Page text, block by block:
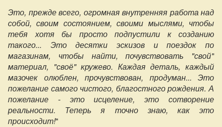
Это, прежде всего, огромная внутренняя работа над
собой, своим состоянием, своими мыслями, чтобы
тебя хотя бы просто подпустили к созданию
такого... Это десятки эскизов и поездок по
магазинам, чтобы найти, почувствовать "свой"
материал, "своё" кружево. Каждая деталь, каждый
мазочек олюблен, прочувствован, продуман... Это
пожелание самого чистого, благостного рождения. А
пожелание - это исцеление, это сотворение
реальности. Теперь я точно знаю, как это
происходит!"